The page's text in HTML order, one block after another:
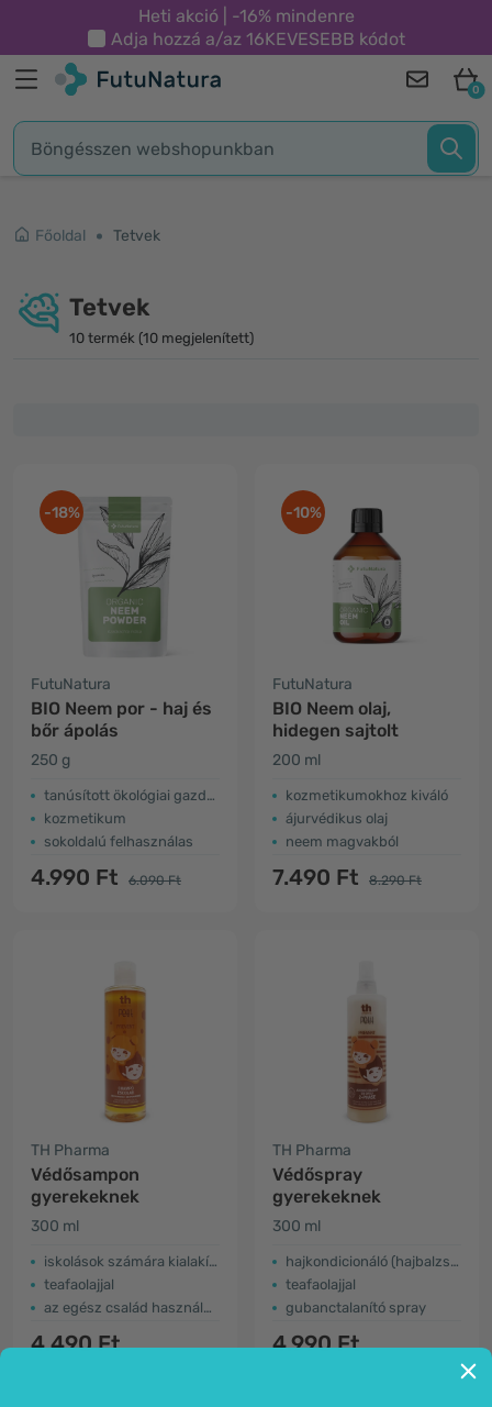
Heti akció | -16% mindenre
Adja hozzá a/az 16KEVESEBB kódot
0
Főoldal Tetvek
Tetvek
10 termék (10 megjelenített)
-18%
FutuNatura
BIO Neem por - haj és
bőr ápolás
250 g
tanúsított ökológiai gazdálkodásból
kozmetikum
sokoldalú felhasználas
4.990 Ft 6.090 Ft
-10%
FutuNatura
BIO Neem olaj,
hidegen sajtolt
200 ml
kozmetikumokhoz kiváló
ájurvédikus olaj
neem magvakból
7.490 Ft 8.290 Ft
TH Pharma
Védősampon
gyerekeknek
300 ml
iskolások számára kialakított
teafaolajjal
az egész család használhatja
4.490 Ft
TH Pharma
Védőspray
gyerekeknek
300 ml
hajkondicionáló (hajbalzsam) helyett
teafaolajjal
gubanctalanító spray
4.990 Ft